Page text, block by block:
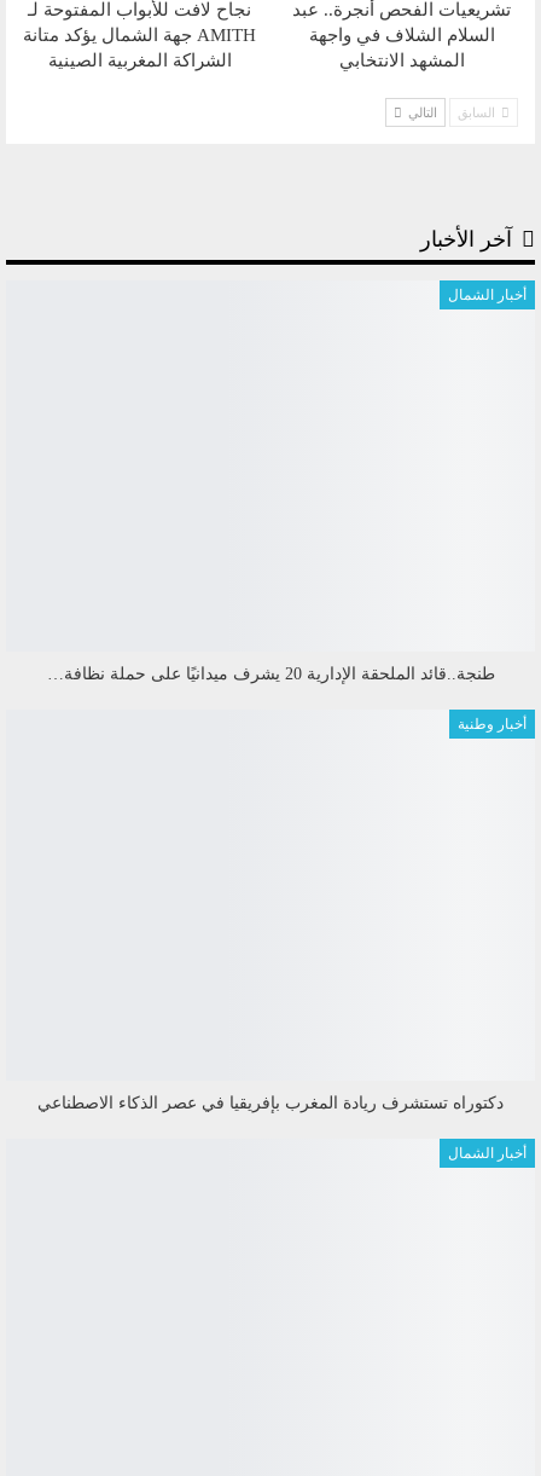
تشريعيات الفحص أنجرة.. عبد
السلام الشلاف في واجهة
المشهد الانتخابي
نجاح لافت للأبواب المفتوحة لـ
AMITH جهة الشمال يؤكد متانة
الشراكة المغربية الصينية
السابق التالي
آخر الأخبار
أخبار الشمال
طنجة..قائد الملحقة الإدارية 20 يشرف ميدانيًا على حملة نظافة…
أخبار وطنية
دكتوراه تستشرف ريادة المغرب بإفريقيا في عصر الذكاء الاصطناعي
أخبار الشمال